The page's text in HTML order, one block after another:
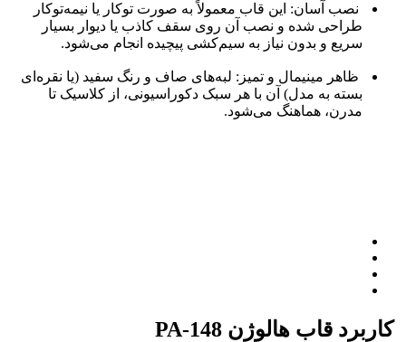
نصب آسان: این قاب معمولاً به صورت توکار یا نیمه‌توکار
طراحی شده و نصب آن روی سقف کاذب یا دیوار بسیار
سریع و بدون نیاز به سیم‌کشی پیچیده انجام می‌شود.
ظاهر مینیمال و تمیز: لبه‌های صاف و رنگ سفید (یا نقره‌ای
بسته به مدل) آن با هر سبک دکوراسیونی، از کلاسیک تا
مدرن، هماهنگ می‌شود.
کاربرد قاب هالوژن PA-148